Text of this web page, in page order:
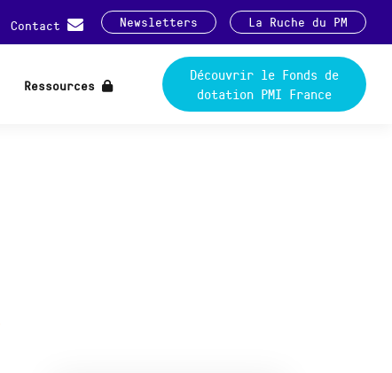
Contact Newsletters La Ruche du PM
Ressources
Découvrir le Fonds de
dotation PMI France